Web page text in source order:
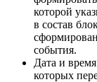
которой
в состав
события.
Дата и
которых